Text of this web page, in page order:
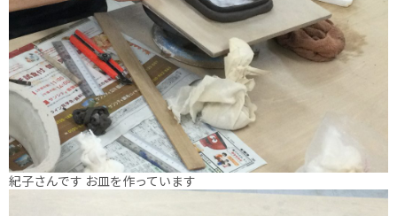
紀子さんです お皿を作っています